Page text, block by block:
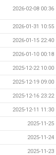
2026-02-08 00:36
2026-01-31 10:55
2026-01-15 22:40
2026-01-10 00:18
2025-12-22 10:00
2025-12-19 09:00
2025-12-16 23:22
2025-12-11 11:30
2025-11-25
2025-11-24
2025-11-23